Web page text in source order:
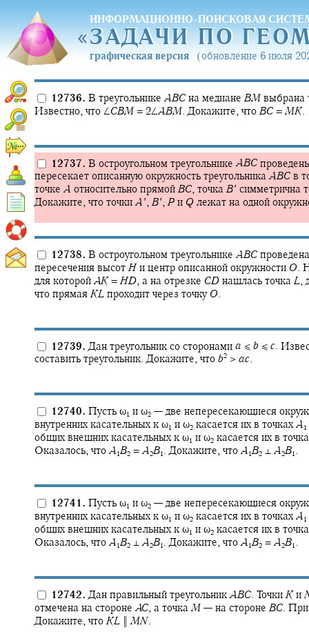
ИНФОРМАЦИОННО-ПОИСКОВАЯ
«ЗАДАЧИ ПО
«ЗАДАЧИ ПО
графическая версия (обновление 6 июля
12736. В треугольнике ABC на медиане BM выбрана
Известно, что ∠CBM = 2∠ABM. Докажите, что BC = MK.
12737. В остроугольном треугольнике ABC
пересекает описанную окружность треугольника ABC в
точке A относительно прямой BC, точка B′ симметрична
Докажите, что точки A′, B′, P и Q лежат на одной
12738. В остроугольном треугольнике ABC
пересечения высот H и центр описанной окружности O.
для которой AK = HD, а на отрезке CD нашлась точка L,
что прямая KL проходит через точку O.
12739. Дан треугольник со сторонами a ≤ b ≤ c.
составить треугольник. Докажите, что b2 > ac.
12740. Пусть ω‍1 и ω‍2 —две непересекающиеся
внутренних касательных к ω‍1 и ω‍2 касается их в точках A 1
общих внешних касательных к ω‍1 и ω‍2 касается их в
Оказалось, что A 1B2 = A2B1 . Докажите, что A 1B2 ⊥ A2B1 .
12741. Пусть ω‍1 и ω‍2 —две непересекающиеся
внутренних касательных к ω‍1 и ω‍2 касается их в точках A 1
общих внешних касательных к ω‍1 и ω‍2 касается их в
Оказалось, что A 1B2 ⊥ A2B1 . Докажите, что A 1B2 = A2B1 .
12742. Дан правильный треугольник ABC. Точки Kи
отмечена на стороне AC, а точка M — на стороне BC.
Докажите, что KL MN.